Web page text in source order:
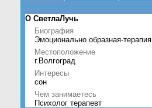
О СветлаЛучь
Биография
Эмоционально образная-терапия
Местоположение
г.Волгоград
Интересы
сон
Чем занимаетесь
Психолог терапевт